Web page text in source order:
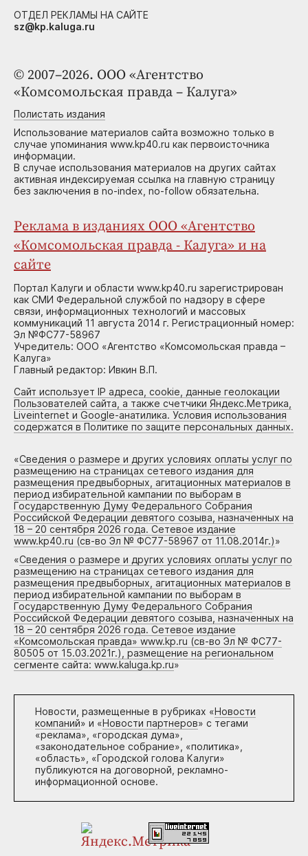
© 2007–2026. ООО «Агентство
«Комсомольская правда – Калуга»
Полистать издания
Использование материалов сайта возможно только в
случае упоминания www.kp40.ru как первоисточника
информации.
В случае использования материалов на других сайтах
активная индексируемая ссылка на главную страницу
без заключения в no-index, no-follow обязательна.
Реклама в изданиях ООО «Агентство
«Комсомольская правда - Калуга» и на
сайте
Портал Калуги и области www.kp40.ru зарегистрирован
как СМИ Федеральной службой по надзору в сфере
связи, информационных технологий и массовых
коммуникаций 11 августа 2014 г. Регистрационный номер:
Эл №ФС77-58967
Учредитель: ООО «Агентство «Комсомольская правда –
Калуга»
Главный редактор: Ивкин В.П.
Сайт использует IP адреса, cookie, данные геолокации
Пользователей сайта, а также счетчики Яндекс.Метрика,
Liveinternet и Google-анатилика. Условия использования
содержатся в Политике по защите персональных данных.
«Сведения о размере и других условиях оплаты услуг по
размещению на страницах сетевого издания для
размещения предвыборных, агитационных материалов в
период избирательной кампании по выборам в
Государственную Думу Федерального Собрания
Российской Федерации девятого созыва, назначенных на
18 – 20 сентября 2026 года. Сетевое издание
www.kp40.ru (св-во Эл № ФС77-58967 от 11.08.2014г.)»
«Сведения о размере и других условиях оплаты услуг по
размещению на страницах сетевого издания для
размещения предвыборных, агитационных материалов в
период избирательной кампании по выборам в
Государственную Думу Федерального Собрания
Российской Федерации девятого созыва, назначенных на
18 – 20 сентября 2026 года. Сетевое издание
«Комсомольская правда» www.kp.ru (св-во Эл № ФС77-
80505 от 15.03.2021г.), размещение на региональном
сегменте сайта: www.kaluga.kp.ru»
Новости, размещенные в рубриках «Новости
компаний» и «Новости партнеров» с тегами
«реклама», «городская дума»,
«законодательное собрание», «политика»,
«область», «Городской голова Калуги»
публикуются на договорной, рекламно-
информационной основе.
ОТДЕЛ РЕКЛАМЫ НА САЙТЕ
sz@kp.kaluga.ru